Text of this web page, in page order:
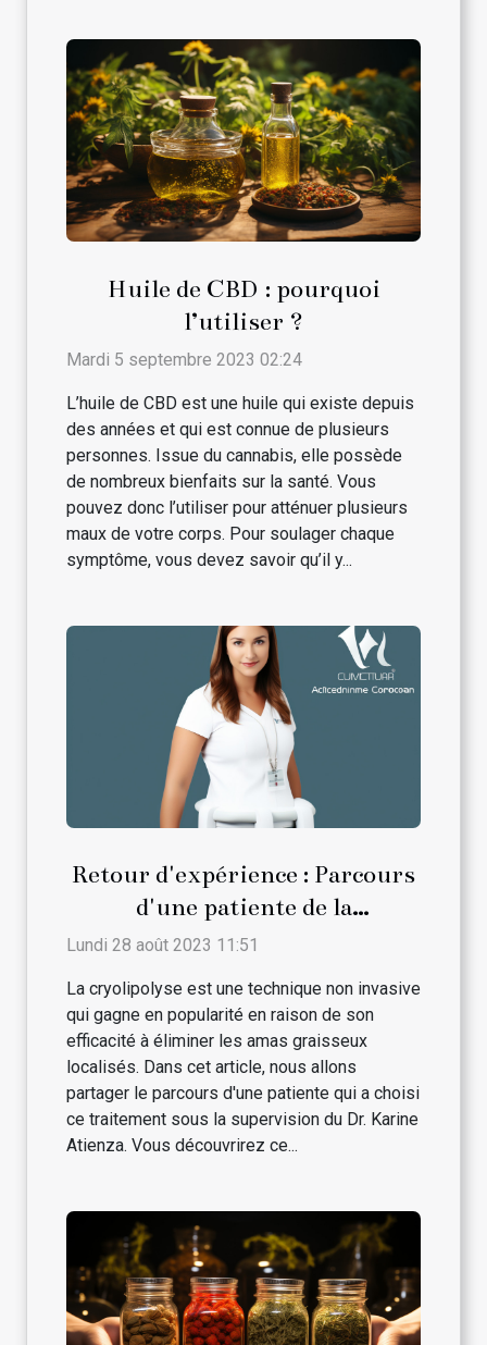
Huile de CBD : pourquoi
l’utiliser ?
Mardi 5 septembre 2023 02:24
L’huile de CBD est une huile qui existe depuis
des années et qui est connue de plusieurs
personnes. Issue du cannabis, elle possède
de nombreux bienfaits sur la santé. Vous
pouvez donc l’utiliser pour atténuer plusieurs
maux de votre corps. Pour soulager chaque
symptôme, vous devez savoir qu’il y...
Retour d'expérience : Parcours
d'une patiente de la
cryolipolyse avec le Dr. Karine
Lundi 28 août 2023 11:51
La cryolipolyse est une technique non invasive
qui gagne en popularité en raison de son
efficacité à éliminer les amas graisseux
localisés. Dans cet article, nous allons
partager le parcours d'une patiente qui a choisi
ce traitement sous la supervision du Dr. Karine
Atienza. Vous découvrirez ce...